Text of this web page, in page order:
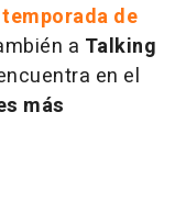
de
a Talking
en el
más